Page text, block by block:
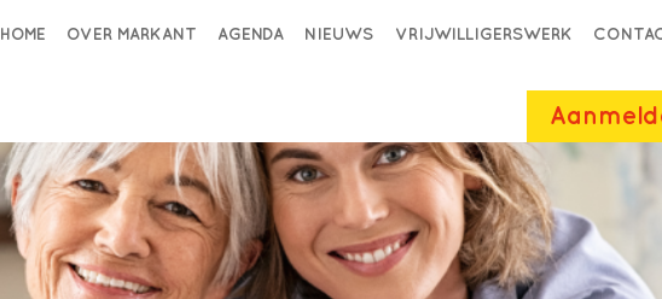
HOME OVER MARKANT AGENDA NIEUWS VRIJWILLIGERSWERK